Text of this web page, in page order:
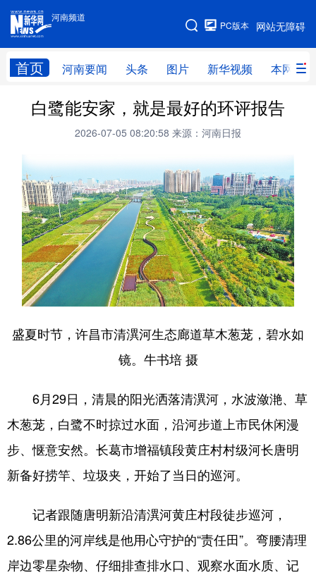
河南频道
网站无障碍
PC版本
首页 河南要闻 头条 图片 新华视频 本网原创
河南频道
网站地图
频道首页 河南要闻 头条
本网原创 新华访谈
直播 新华社记者看河南 领导活动报道集
廉政 人事 新华视频
专题 网群推广 地方动态
乡村振兴 工业能源 科教兴省
民生社会 医疗健康 金融兴豫
北京 天津 河北
山西 辽宁 吉林
上海 江苏 浙江
山东 河南 湖北
湖南 广东 广西
海南 重庆 四川
白鹭能安家，就是最好的环评报告
2026-07-05 08:20:58 来源：河南日报
盛夏时节，许昌市清潩河生态廊道草木葱茏，碧水如
镜。牛书培 摄
6月29日，清晨的阳光洒落清潩河，水波潋滟、草
木葱茏，白鹭不时掠过水面，沿河步道上市民休闲漫
步、惬意安然。长葛市增福镇段黄庄村村级河长唐明
新备好捞竿、垃圾夹，开始了当日的巡河。
记者跟随唐明新沿清潩河黄庄村段徒步巡河，
2.86公里的河岸线是他用心守护的“责任田”。弯腰清理
岸边零星杂物、仔细排查排水口、观察水面水质、记